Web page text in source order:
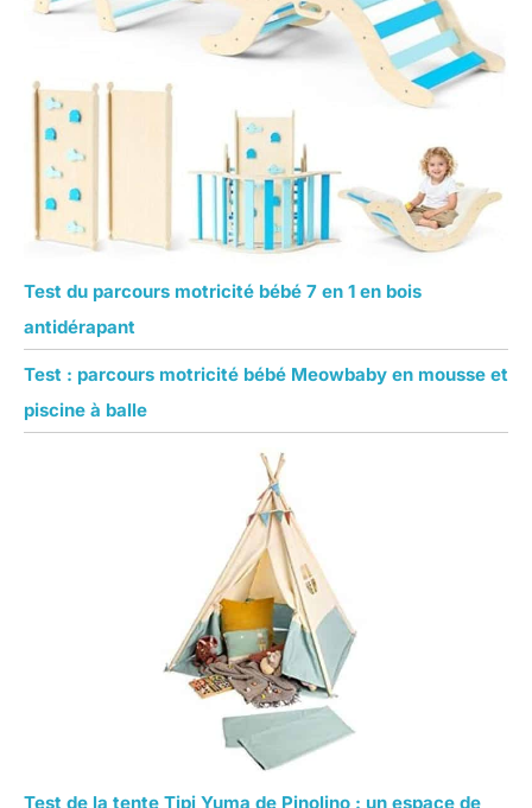
Test du parcours motricité bébé 7 en 1 en bois
antidérapant
Test : parcours motricité bébé Meowbaby en mousse et
piscine à balle
Test de la tente Tipi Yuma de Pinolino : un espace de